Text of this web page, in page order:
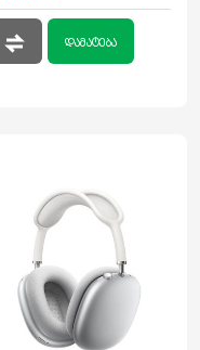
დამატება